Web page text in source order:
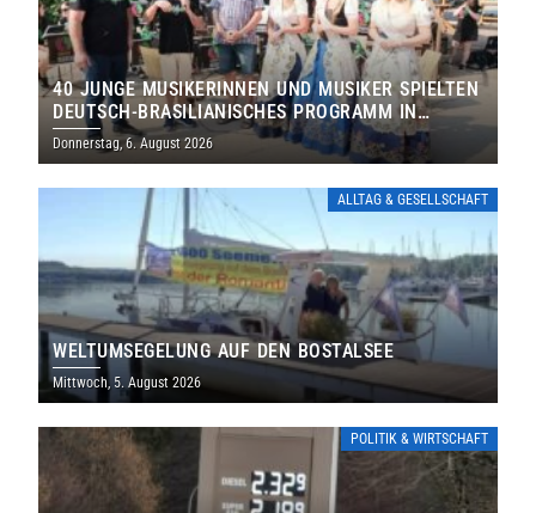
40 JUNGE MUSIKERINNEN UND MUSIKER SPIELTEN
DEUTSCH-BRASILIANISCHES PROGRAMM IN
THOLEY
Donnerstag, 6. August 2026
ALLTAG & GESELLSCHAFT
WELTUMSEGELUNG AUF DEN BOSTALSEE
Mittwoch, 5. August 2026
POLITIK & WIRTSCHAFT